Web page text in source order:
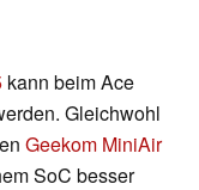
kann beim Ace
Gleichwohl
Geekom MiniAir
SoC besser